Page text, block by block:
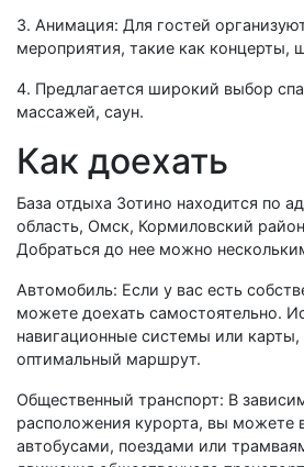
3. Анимация: Для гостей
мероприятия, такие как концерты,
4. Предлагается широкий выбор
массажей, саун.
Как доехать
База отдыха Зотино находится по
область, Омск, Кормиловский
Добраться до нее можно
Автомобиль: Если у вас есть
можете доехать самостоятельно.
навигационные системы или
оптимальный маршрут.
Общественный транспорт: В
расположения курорта, вы можете
автобусами, поездами или